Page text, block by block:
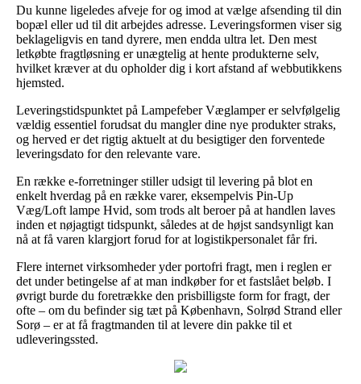
Du kunne ligeledes afveje for og imod at vælge afsending til din
bopæl eller ud til dit arbejdes adresse. Leveringsformen viser sig
beklageligvis en tand dyrere, men endda ultra let. Den mest
letkøbte fragtløsning er unægtelig at hente produkterne selv,
hvilket kræver at du opholder dig i kort afstand af webbutikkens
hjemsted.
Leveringstidspunktet på Lampefeber Væglamper er selvfølgelig
vældig essentiel forudsat du mangler dine nye produkter straks,
og herved er det rigtig aktuelt at du besigtiger den forventede
leveringsdato for den relevante vare.
En række e-forretninger stiller udsigt til levering på blot en
enkelt hverdag på en række varer, eksempelvis Pin-Up
Væg/Loft lampe Hvid, som trods alt beroer på at handlen laves
inden et nøjagtigt tidspunkt, således at de højst sandsynligt kan
nå at få varen klargjort forud for at logistikpersonalet får fri.
Flere internet virksomheder yder portofri fragt, men i reglen er
det under betingelse af at man indkøber for et fastslået beløb. I
øvrigt burde du foretrække den prisbilligste form for fragt, der
ofte – om du befinder sig tæt på København, Solrød Strand eller
Sorø – er at få fragtmanden til at levere din pakke til et
udleveringssted.